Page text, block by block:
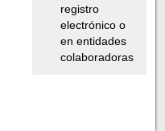
registro
electrónico o
en entidades
colaboradoras